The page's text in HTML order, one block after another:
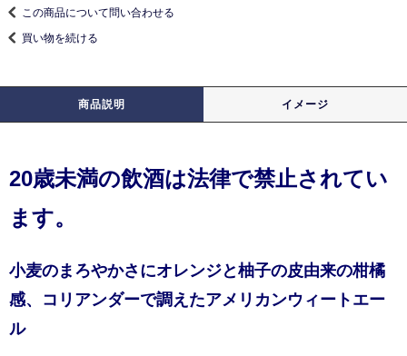
この商品について問い合わせる
買い物を続ける
商品説明 イメージ
20歳未満の飲酒は法律で禁止されてい
ます。
小麦のまろやかさにオレンジと柚子の皮由来の柑橘
感、コリアンダーで調えたアメリカンウィートエー
ル